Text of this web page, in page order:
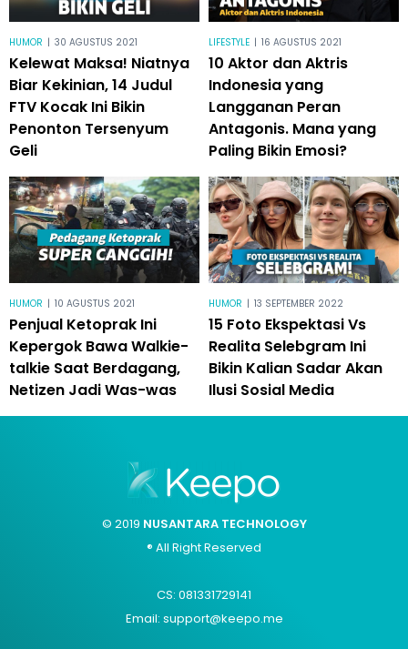
HUMOR | 30 AGUSTUS 2021
Kelewat Maksa! Niatnya
Biar Kekinian, 14 Judul
FTV Kocak Ini Bikin
Penonton Tersenyum
Geli
LIFESTYLE | 16 AGUSTUS 2021
10 Aktor dan Aktris
Indonesia yang
Langganan Peran
Antagonis. Mana yang
Paling Bikin Emosi?
HUMOR | 10 AGUSTUS 2021
Penjual Ketoprak Ini
Kepergok Bawa Walkie-
talkie Saat Berdagang,
Netizen Jadi Was-was
HUMOR | 13 SEPTEMBER 2022
15 Foto Ekspektasi Vs
Realita Selebgram Ini
Bikin Kalian Sadar Akan
Ilusi Sosial Media
© 2019 NUSANTARA TECHNOLOGY
® All Right Reserved
CS: 081331729141
Email: support@keepo.me